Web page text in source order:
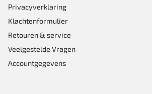
Privacyverklaring
Klachtenformulier
Retouren & service
Veelgestelde Vragen
Accountgegevens